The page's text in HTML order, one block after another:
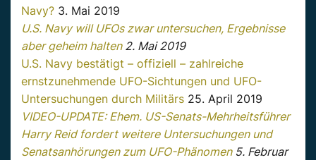
Navy? 3. Mai 2019
U.S. Navy will UFOs zwar untersuchen, Ergebnisse
aber geheim halten2. Mai 2019
U.S. Navy bestätigt – offiziell – zahlreiche
ernstzunehmende UFO-Sichtungen und UFO-
Untersuchungen durch Militärs 25. April 2019
VIDEO-UPDATE: Ehem. US-Senats-Mehrheitsführer
Harry Reid fordert weitere Untersuchungen und
Senatsanhörungen zum UFO-Phänomen5. Februar